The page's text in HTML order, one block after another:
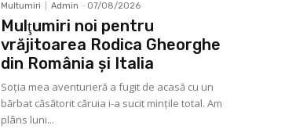
Multumiri Admin - 07/08/2026
Mulţumiri noi pentru
vrăjitoarea Rodica Gheorghe
din România și Italia
Soţia mea aventurieră a fugit de acasă cu un
bărbat căsătorit căruia i-a sucit mințile total. Am
plâns luni...